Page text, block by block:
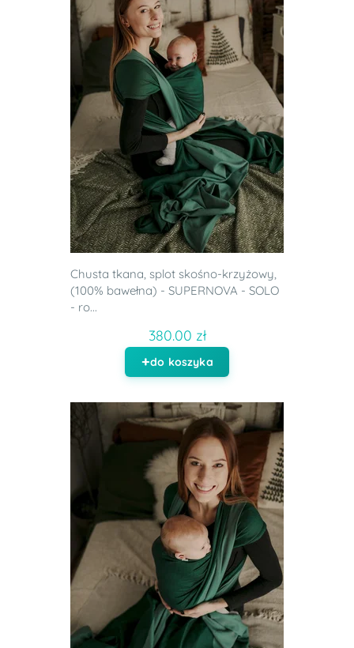
Chusta tkana, splot skośno-krzyżowy,
(100% bawełna) - SUPERNOVA - SOLO
- ro...
380.00 zł
do koszyka